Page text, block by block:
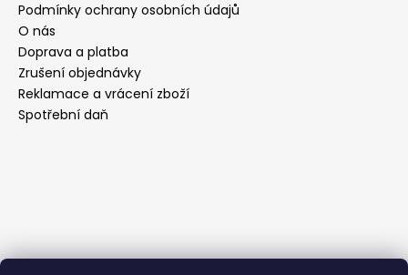
Podmínky ochrany osobních údajů
O nás
Doprava a platba
Zrušení objednávky
Reklamace a vrácení zboží
Spotřební daň